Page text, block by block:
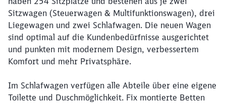
Sitzwagen (Steuerwagen & Multifunktionswagen), drei
Liegewagen und zwei Schlafwagen. Die neuen Wagen
sind optimal auf die Kundenbedürfnisse ausgerichtet
und punkten mit modernem Design, verbessertem
Komfort und mehr Privatsphäre.
Im Schlafwagen verfügen alle Abteile über eine eigene
Toilette und Duschmöglichkeit. Fix montierte Betten